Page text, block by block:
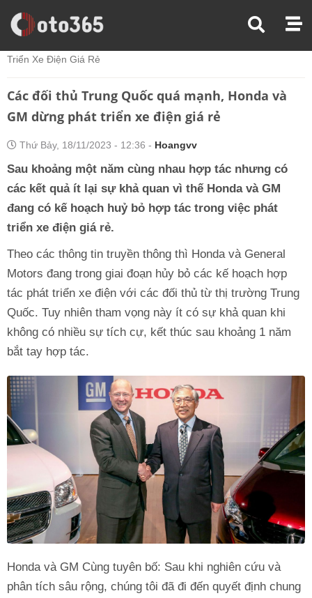
Trang Chủ
Xe Điện
Triển Xe Điện Giá Rẻ
Các đối thủ Trung Quốc quá mạnh, Honda và
GM dừng phát triển xe điện giá rẻ
Thứ Bảy, 18/11/2023 - 12:36 - Hoangvv
Sau khoảng một năm cùng nhau hợp tác nhưng có
các kết quả ít lại sự khả quan vì thế Honda và GM
đang có kế hoạch huỷ bỏ hợp tác trong việc phát
triển xe điện giá rẻ.
Theo các thông tin truyền thông thì Honda và General
Motors đang trong giai đoạn hủy bỏ các kế hoạch hợp
tác phát triển xe điện với các đối thủ từ thị trường Trung
Quốc. Tuy nhiên tham vọng này ít có sự khả quan khi
không có nhiều sự tích cự, kết thúc sau khoảng 1 năm
bắt tay hợp tác.
Honda và GM Cùng tuyên bố: Sau khi nghiên cứu và
phân tích sâu rộng, chúng tôi đã đi đến quyết định chung